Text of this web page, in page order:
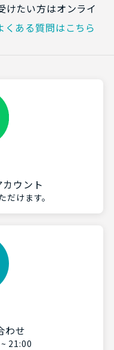
けたい方はオンライ
くある質問はこちら
ウント
けます。
わせ
21:00